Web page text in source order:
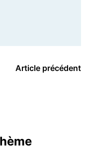
Article précédent